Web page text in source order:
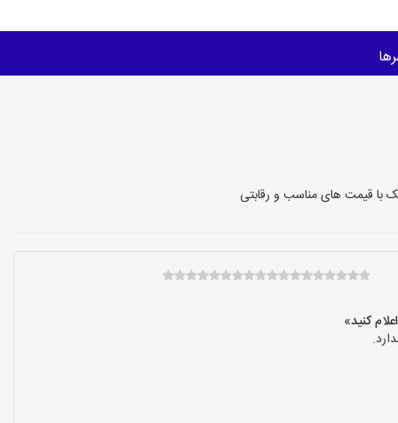
قیمت های مناسب و رقابتی